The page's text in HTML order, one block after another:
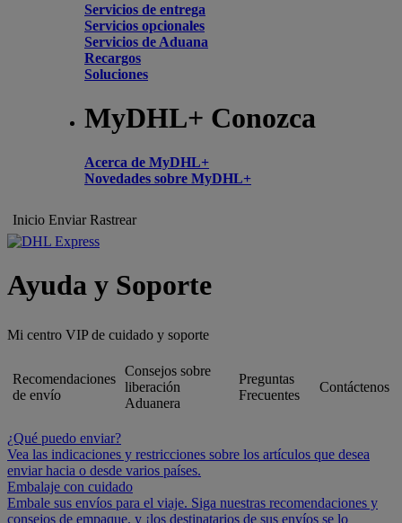
Servicios de entrega
Servicios opcionales
Servicios de Aduana
Recargos
Soluciones
MyDHL+ Conozca
Acerca de MyDHL+
Novedades sobre MyDHL+
Inicio Enviar Rastrear
Ayuda y Soporte
Mi centro VIP de cuidado y soporte
Recomendaciones
de envío
Consejos sobre
liberación
Aduanera
Preguntas
Frecuentes
Contáctenos
¿Qué puedo enviar?
Vea las indicaciones y restricciones sobre los artículos que desea
enviar hacia o desde varios países.
Embalaje con cuidado
Embale sus envíos para el viaje. Siga nuestras recomendaciones y
consejos de empaque, y ¡los destinatarios de sus envíos se lo